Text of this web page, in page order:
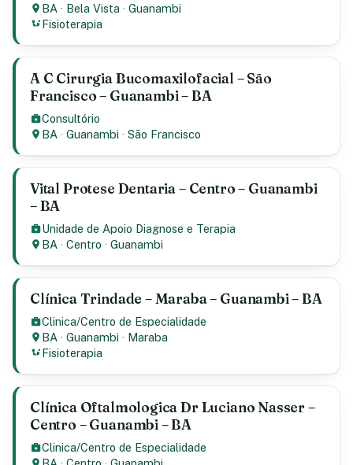
BA · Bela Vista ·Guanambi
Fisioterapia
A C Cirurgia Bucomaxilofacial – São
Francisco – Guanambi – BA
Consultório
BA ·Guanambi ·São Francisco
Vital Protese Dentaria – Centro – Guanambi
– BA
Unidade de Apoio Diagnose e Terapia
BA ·Centro ·Guanambi
Clínica Trindade – Maraba – Guanambi – BA
Clinica/Centro de Especialidade
BA ·Guanambi · Maraba
Fisioterapia
Clínica Oftalmologica Dr Luciano Nasser –
Centro – Guanambi – BA
Clinica/Centro de Especialidade